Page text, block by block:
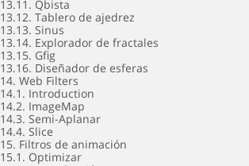
13.11. Qbista
13.12. Tablero de ajedrez
13.13. Sinus
13.14. Explorador de fractales
13.15. Gfig
13.16. Diseñador de esferas
14. Web Filters
14.1. Introduction
14.2. ImageMap
14.3. Semi-Aplanar
14.4. Slice
15. Filtros de animación
15.1. Optimizar